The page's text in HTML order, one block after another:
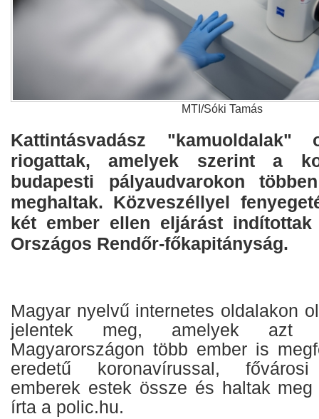
MTI/Sóki Tamás
Kattintásvadász "kamuoldalak"
riogattak, amelyek szerint a
budapesti pályaudvarokon
meghaltak. Közveszéllyel
két ember ellen eljárást
Országos Rendőr-főkapitányság.
Magyar nyelvű internetes oldalakon
jelentek meg, amelyek azt
Magyarországon több ember is
eredetű koronavírussal, fővárosi
emberek estek össze és haltak
írta a polic.hu.